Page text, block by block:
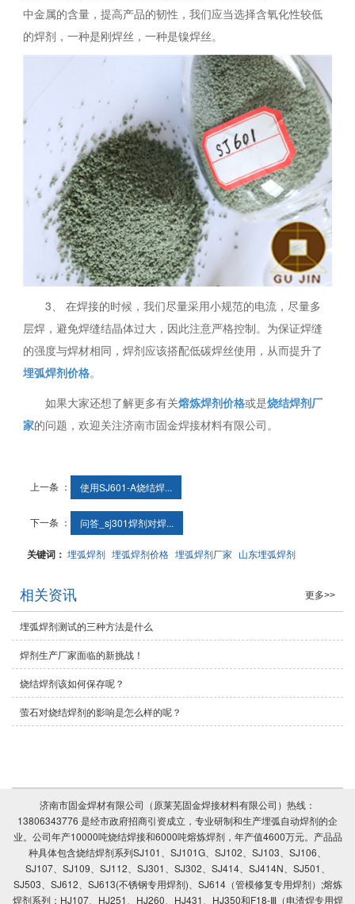
中金属的含量，提高产品的韧性，我们应当选择含氧化性较低
的焊剂，一种是刚焊丝，一种是镍焊丝。
3、 在焊接的时候，我们尽量采用小规范的电流，尽量多
层焊，避免焊缝结晶体过大，因此注意严格控制。为保证焊缝
的强度与焊材相同，焊剂应该搭配低碳焊丝使用，从而提升了
埋弧焊剂价格。
如果大家还想了解更多有关熔炼焊剂价格或是烧结焊剂厂
家的问题，欢迎关注济南市固金焊接材料有限公司。
上一条 ： 使用SJ601-A烧结焊...
下一条 ： 问答_sj301焊剂对焊...
关键词：埋弧焊剂 埋弧焊剂价格 埋弧焊剂厂家 山东埋弧焊剂
相关资讯 更多>>
埋弧焊剂测试的三种方法是什么
焊剂生产厂家面临的新挑战！
烧结焊剂该如何保存呢？
萤石对​烧结焊剂的影响是怎么样的呢？
济南市固金焊材有限公司（原莱芜固金焊接材料有限公司）热线：
13806343776 是经市政府招商引资成立，专业研制和生产埋弧自动焊剂的企
业。公司年产10000吨烧结焊接和6000吨熔炼焊剂，年产值4600万元。产品品
种具体包含烧结焊剂系列SJ101、SJ101G、SJ102、SJ103、SJ106、
SJ107、SJ109、SJ112、SJ301、SJ302、SJ414、SJ414N、SJ501、
SJ503、SJ612、SJ613(不锈钢专用焊剂)、SJ614（管模修复专用焊剂）;熔炼
焊剂系列：HJ107、HJ251、HJ260、HJ431、HJ350和F18-Ⅲ（电渣焊专用焊